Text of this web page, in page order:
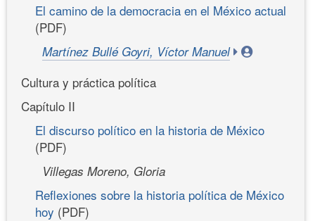
El camino de la democracia en el México actual
(PDF)
Martínez Bullé Goyri, Víctor Manuel
Cultura y práctica política
Capítulo II
El discurso político en la historia de México
(PDF)
Villegas Moreno, Gloria
Reflexiones sobre la historia política de México
hoy (PDF)